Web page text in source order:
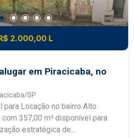
2.000,00 L
em Piracicaba, no
SP
para Locação no bairro Alto
para
estratégica de